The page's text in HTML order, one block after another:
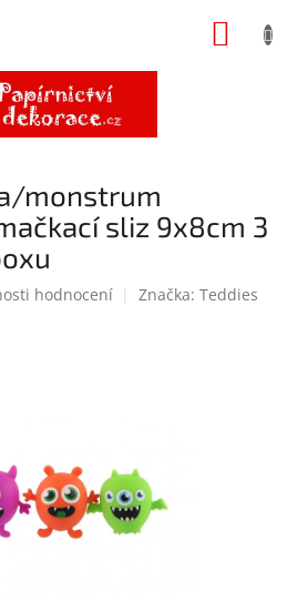
monstrum
sliz 9x8cm 3
hodnocení Značka: Teddies